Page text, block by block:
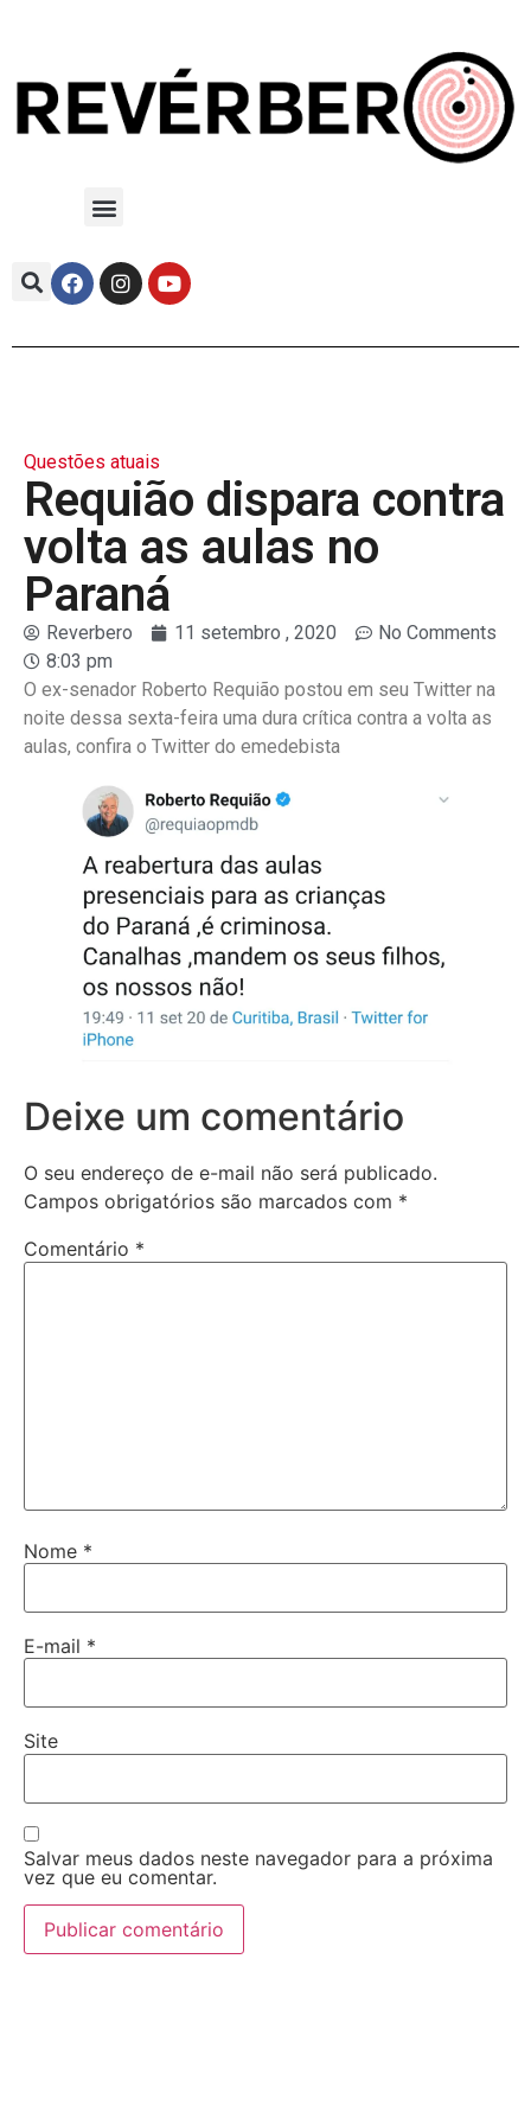
Questões atuais
Requião dispara contra
volta as aulas no
Paraná
Reverbero 11 setembro , 2020
No Comments
8:03 pm
O ex-senador Roberto Requião postou em seu Twitter na
noite dessa sexta-feira uma dura crítica contra a volta as
aulas, confira o Twitter do emedebista
Deixe um comentário
O seu endereço de e-mail não será publicado.
Campos obrigatórios são marcados com *
Comentário *
Nome *
E-mail *
Site
Salvar meus dados neste navegador para a próxima
vez que eu comentar.